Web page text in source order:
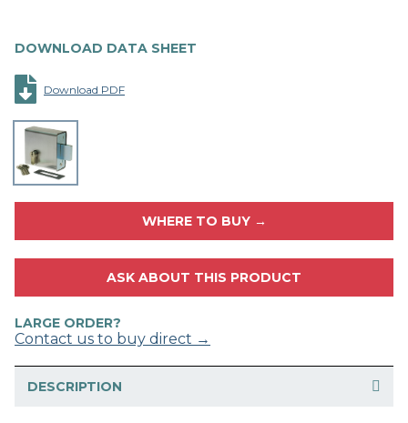
DOWNLOAD DATA SHEET
Download PDF
WHERE TO BUY →
ASK ABOUT THIS PRODUCT
LARGE ORDER?
Contact us to buy direct →
DESCRIPTION